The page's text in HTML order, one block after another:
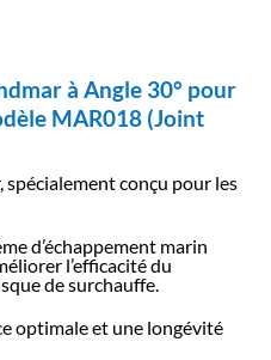
à Angle 30° pour
MAR018 (Joint
spécialement conçu pour les
d’échappement marin
l’efficacité du
de surchauffe.
optimale et une longévité